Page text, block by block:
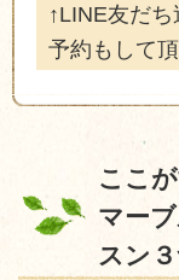
↑LINE友だ
予約もして
ここ
マー
スン